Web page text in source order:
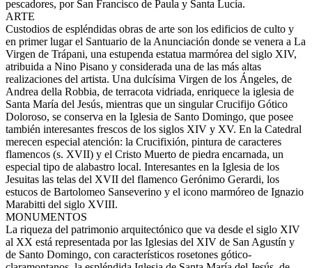
pescadores, por San Francisco de Paula y Santa Lucía.
ARTE
Custodios de espléndidas obras de arte son los edificios de culto y
en primer lugar el Santuario de la Anunciación donde se venera a La
Virgen de Trápani, una estupenda estatua marmórea del siglo XIV,
atribuida a Nino Pisano y considerada una de las más altas
realizaciones del artista. Una dulcísima Virgen de los Ángeles, de
Andrea della Robbia, de terracota vidriada, enriquece la iglesia de
Santa María del Jesús, mientras que un singular Crucifijo Gótico
Doloroso, se conserva en la Iglesia de Santo Domingo, que posee
también interesantes frescos de los siglos XIV y XV. En la Catedral
merecen especial atención: la Crucifixión, pintura de caracteres
flamencos (s. XVII) y el Cristo Muerto de piedra encarnada, un
especial tipo de alabastro local. Interesantes en la Iglesia de los
Jesuitas las telas del XVII del flamenco Gerónimo Gerardi, los
estucos de Bartolomeo Sanseverino y el icono marmóreo de Ignazio
Marabitti del siglo XVIII.
MONUMENTOS
La riqueza del patrimonio arquitectónico que va desde el siglo XIV
al XX está representada por las Iglesias del XIV de San Agustín y
de Santo Domingo, con característicos rosetones gótico-